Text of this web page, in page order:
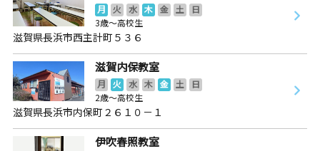
月 火 水 木 金 土
日
3歳～高校生
滋賀県長浜市西主計町５３６
滋賀内保教室
月 火 水 木 金 土
日
2歳～高校生
滋賀県長浜市内保町２６１０－１
伊吹春照教室